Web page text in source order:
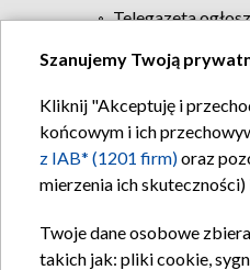
Telegazeta
Szanujemy Twoją
Kliknij "Akceptuję i
końcowym i ich
z IAB* (1201 firm)oraz
mierzenia ich
Twoje dane osobowe
takich jak: pliki cookie,